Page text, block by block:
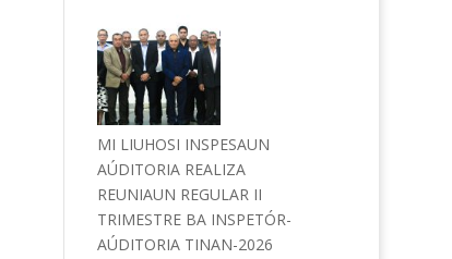
MI LIUHOSI INSPESAUN
AÚDITORIA REALIZA
REUNIAUN REGULAR II
TRIMESTRE BA INSPETÓR-
AÚDITORIA TINAN-2026